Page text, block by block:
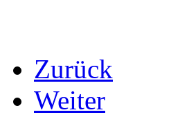
Zurück
Weiter